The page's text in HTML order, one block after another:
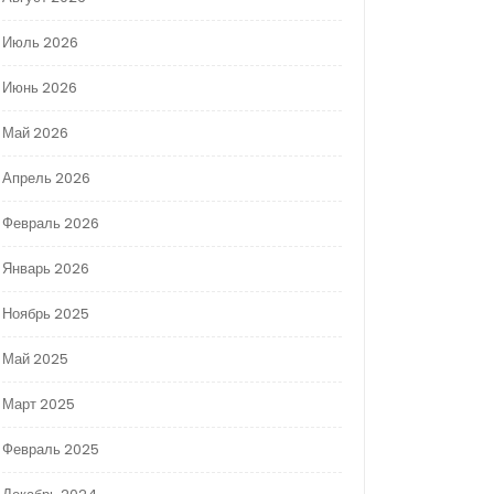
Июль 2026
Июнь 2026
Май 2026
Апрель 2026
Февраль 2026
Январь 2026
Ноябрь 2025
Май 2025
Март 2025
Февраль 2025